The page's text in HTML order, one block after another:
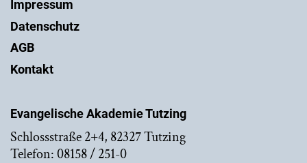
Evangelische Akademie Tutzing
Schlossstraße 2+4, 82327 Tutzing
Telefon: 08158 / 251-0
Impressum
Datenschutz
AGB
Kontakt